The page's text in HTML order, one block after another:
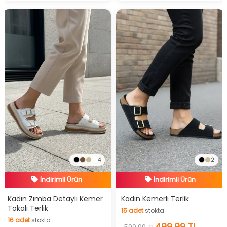
4
İndirimli Ürün
Hızlı Teslimat
İndirimli Ürün
Kadın Zımba Detaylı Kemer
Tokalı Terlik
16adetstokta
2
İndirimli Ürün
Hızlı Teslimat
İndirimli Ürün
Kadın Kemerli Terlik
15adetstokta
15adetstokta